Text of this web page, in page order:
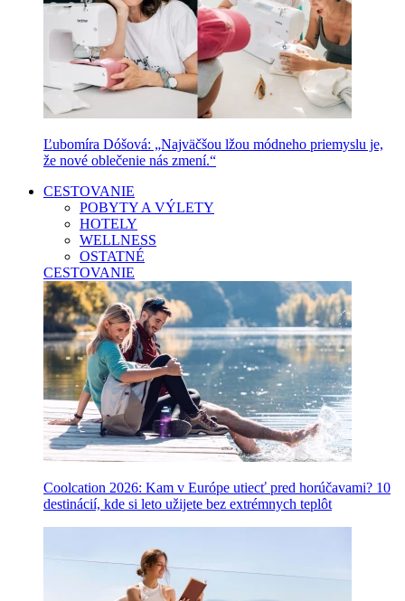
Ľubomíra Dóšová: „Najväčšou lžou módneho priemyslu je,
že nové oblečenie nás zmení.“
CESTOVANIE
POBYTY A VÝLETY
HOTELY
WELLNESS
OSTATNÉ
CESTOVANIE
Coolcation 2026: Kam v Európe utiecť pred horúčavami? 10
destinácií, kde si leto užijete bez extrémnych teplôt